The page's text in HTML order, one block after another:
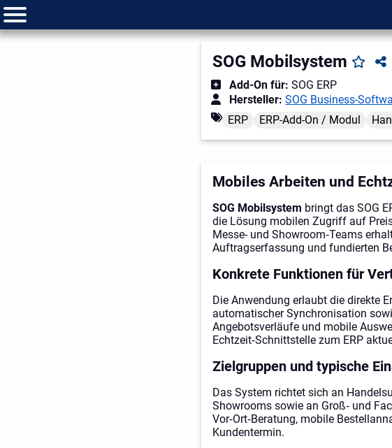
SOG Mobilsystem
Add-On für: SOG ERP
Hersteller: SOG Business-
ERP
ERP-Add-On / Modul
Mobiles Arbeiten und
SOG Mobilsystem bringt das SOG
die Lösung mobilen Zugriff auf
Messe- und Showroom‑Teams
Auftragserfassung und fundierten
Konkrete Funktionen für
Die Anwendung erlaubt die direkte
automatischer Synchronisation
Angebotsverläufe und mobile
Echtzeit‑Schnittstelle zum ERP
Zielgruppen und typische
Das System richtet sich an
Showrooms sowie an Groß‑ und
Vor‑Ort‑Beratung, mobile
Kundentermin.